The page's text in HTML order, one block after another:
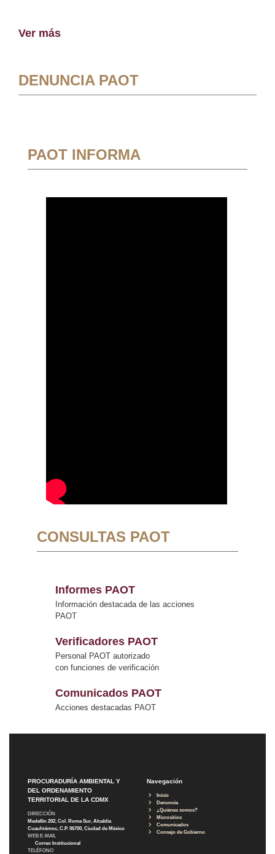
Ver más
DENUNCIA PAOT
PAOT INFORMA
CONSULTAS PAOT
Informes PAOT
Información destacada de las acciones
PAOT
Verificadores PAOT
Personal PAOT autorizado
con funciones de verificación
Comunicados PAOT
Acciones destacadas PAOT
PROCURADURÍA AMBIENTAL Y
DEL ORDENAMIENTO
TERRITORIAL DE LA CDMX
DIRECCIÓN
Medellín 202, Col. Roma Sur, Alcaldía
Cuauhtémoc, C.P. 06700, Ciudad de México
WEB E-MAIL
Correo Institucional
TELÉFONO
Navegación
Inicio
Denuncia
¿Quiénes somos?
Micrositios
Comunicados
Consejo de Gobierno